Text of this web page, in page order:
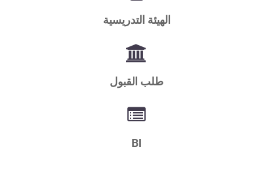
الهيئة التدريسية
طلب القبول
BI